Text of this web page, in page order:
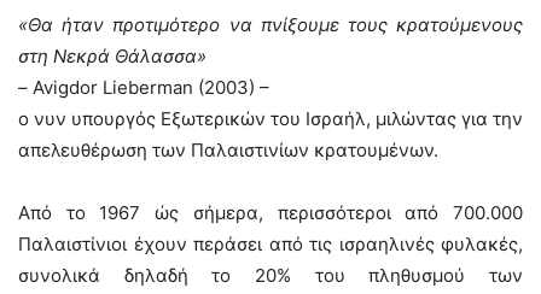
«Θα ήταν προτιμότερο να πνίξουμε τους κρατούμενους
στη Νεκρά Θάλασσα»
– Avigdor Lieberman (2003) –
ο νυν υπουργός Εξωτερικών του Ισραήλ, μιλώντας για την
απελευθέρωση των Παλαιστινίων κρατουμένων.
Από το 1967 ώς σήμερα, περισσότεροι από 700.000
Παλαιστίνιοι έχουν περάσει από τις ισραηλινές φυλακές,
συνολικά δηλαδή το 20% του πληθυσμού των